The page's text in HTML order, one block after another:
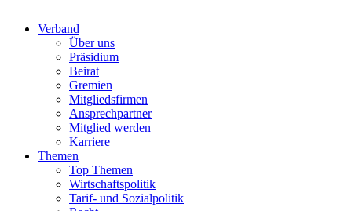
Verband
Über uns
Präsidium
Beirat
Gremien
Mitgliedsfirmen
Ansprechpartner
Mitglied werden
Karriere
Themen
Top Themen
Wirtschaftspolitik
Tarif- und Sozialpolitik